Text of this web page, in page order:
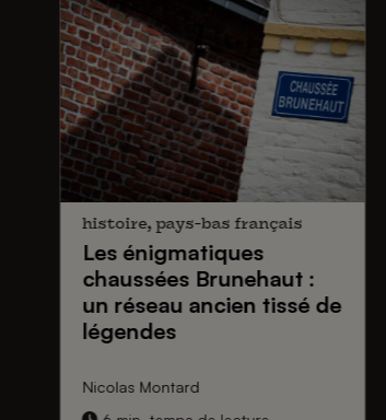
histoire, pays-bas français
Les énigmatiques
chaussées Brunehaut :
un réseau ancien tissé de
légendes
Nicolas Montard